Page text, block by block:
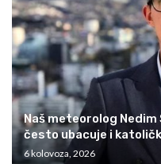
Naš meteorolog
često ubacuje i
6 kolovoza, 2026